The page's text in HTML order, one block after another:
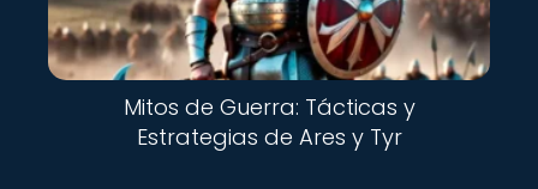
Mitos de Guerra: Tácticas y
Estrategias de Ares y Tyr